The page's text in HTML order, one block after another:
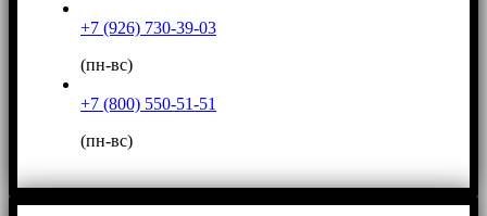
+7 (926) 730-39-03
(пн-вс)
+7 (800) 550-51-51
(пн-вс)